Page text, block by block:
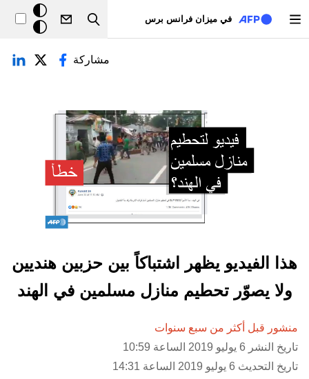
في ميزان فرانس برس
Search
خلفيّة
داكنة
التبويبات الأساسية
مشاركة
هذا الفيديو يظهر اشتباكاً بين حزبين هنديين
ولا يصوّر تحطيم منازل مسلمين في الهند
منشور قبل أكثر من سبع سنوات
تاريخ النشر 6 يوليو 2019 الساعة 10:59
تاريخ التحديث 6 يوليو 2019 الساعة 14:31